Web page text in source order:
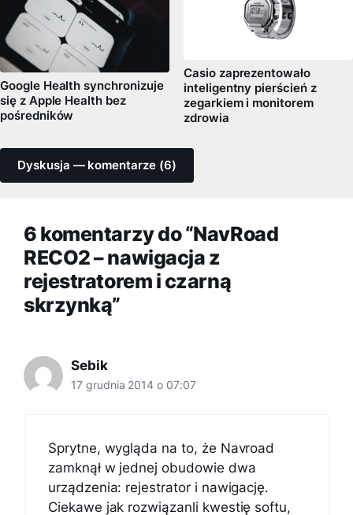
Google Health synchronizuje
się z Apple Health bez
pośredników
Casio zaprezentowało
inteligentny pierścień z
zegarkiem i monitorem
zdrowia
Dyskusja — komentarze (6)
6 komentarzy do “NavRoad
RECO2 – nawigacja z
rejestratorem i czarną
skrzynką”
Sebik
17 grudnia 2014 o 07:07
Sprytne, wygląda na to, że Navroad
zamknął w jednej obudowie dwa
urządzenia: rejestrator i nawigację.
Ciekawe jak rozwiązanli kwestię softu,